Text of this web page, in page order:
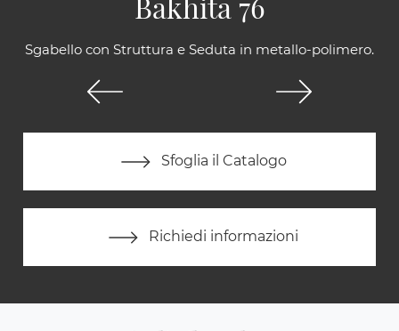
Sgabello con Struttura e Seduta in metallo-polimero.
Sfoglia il Catalogo
Richiedi informazioni